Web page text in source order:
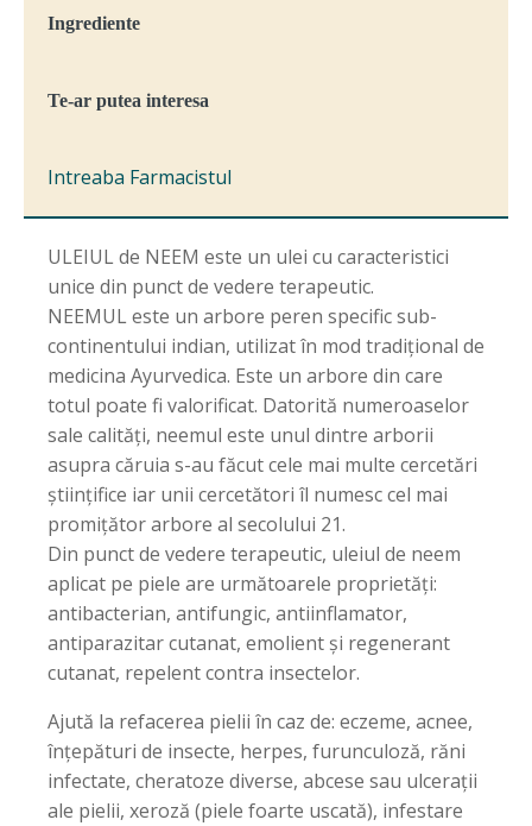
Ingrediente
Te-ar putea interesa
Intreaba Farmacistul
ULEIUL de NEEM este un ulei cu caracteristici
unice din punct de vedere terapeutic.
NEEMUL este un arbore peren specific sub-
continentului indian, utilizat în mod tradițional de
medicina Ayurvedica. Este un arbore din care
totul poate fi valorificat. Datorită numeroaselor
sale calități, neemul este unul dintre arborii
asupra căruia s-au făcut cele mai multe cercetări
științifice iar unii cercetători îl numesc cel mai
promițător arbore al secolului 21.
Din punct de vedere terapeutic, uleiul de neem
aplicat pe piele are următoarele proprietăți:
antibacterian, antifungic, antiinflamator,
antiparazitar cutanat, emolient și regenerant
cutanat, repelent contra insectelor.
Ajută la refacerea pielii în caz de: eczeme, acnee,
înțepături de insecte, herpes, furunculoză, răni
infectate, cheratoze diverse, abcese sau ulcerații
ale pielii, xeroză (piele foarte uscată), infestare